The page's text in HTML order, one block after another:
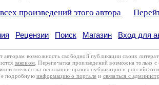
произведений этого автора
Рецензии Поиск Магазин Вход для
авторам возможность свободной публикации своих
законом . Перепечатка произведений возможна только
на основании правил публикации и
подробную информацию о портале и связаться с